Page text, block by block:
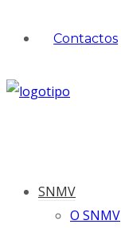
Contactos
SNMV
O SNMV